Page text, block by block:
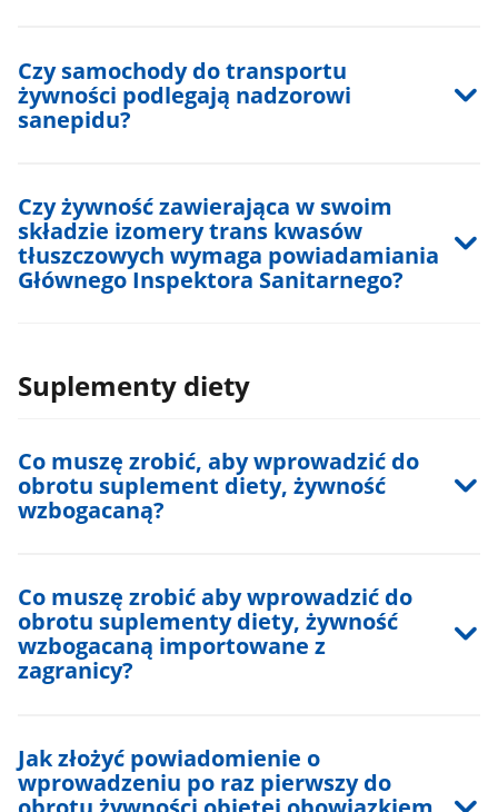
Czy samochody do transportu
żywności podlegają nadzorowi
sanepidu?
Czy żywność zawierająca w swoim
składzie izomery trans kwasów
tłuszczowych wymaga powiadamiania
Głównego Inspektora Sanitarnego?
Suplementy diety
Co muszę zrobić, aby wprowadzić do
obrotu suplement diety, żywność
wzbogacaną?
Co muszę zrobić aby wprowadzić do
obrotu suplementy diety, żywność
wzbogacaną importowane z
zagranicy?
Jak złożyć powiadomienie o
wprowadzeniu po raz pierwszy do